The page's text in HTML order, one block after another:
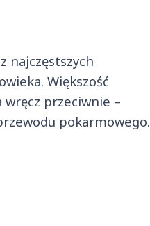
najczęstszych
Większość
przeciwnie –
pokarmowego.